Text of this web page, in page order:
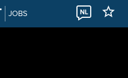
JOBS NL